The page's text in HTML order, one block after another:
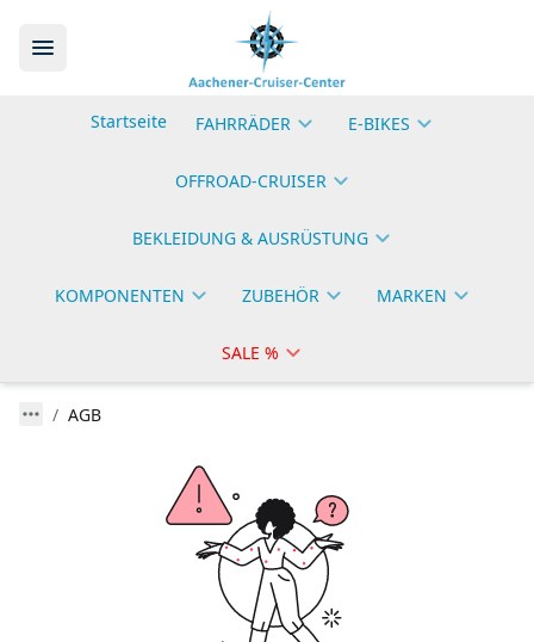
Startseite FAHRRÄDER E-BIKES
OFFROAD-CRUISER
BEKLEIDUNG & AUSRÜSTUNG
KOMPONENTEN ZUBEHÖR MARKEN
SALE %
AGB